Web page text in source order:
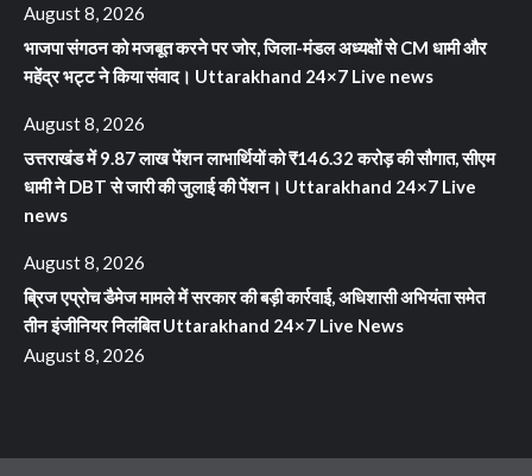
August 8, 2026
भाजपा संगठन को मजबूत करने पर जोर, जिला-मंडल अध्यक्षों से CM धामी और
महेंद्र भट्ट ने किया संवाद। Uttarakhand 24×7 Live news
August 8, 2026
उत्तराखंड में 9.87 लाख पेंशन लाभार्थियों को ₹146.32 करोड़ की सौगात, सीएम
धामी ने DBT से जारी की जुलाई की पेंशन। Uttarakhand 24×7 Live
news
August 8, 2026
ब्रिज एप्रोच डैमेज मामले में सरकार की बड़ी कार्रवाई, अधिशासी अभियंता समेत
तीन इंजीनियर निलंबित Uttarakhand 24×7 Live News
August 8, 2026